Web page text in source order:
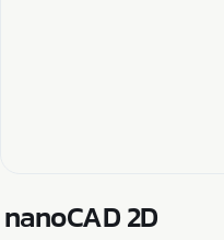
nanoCAD 2D